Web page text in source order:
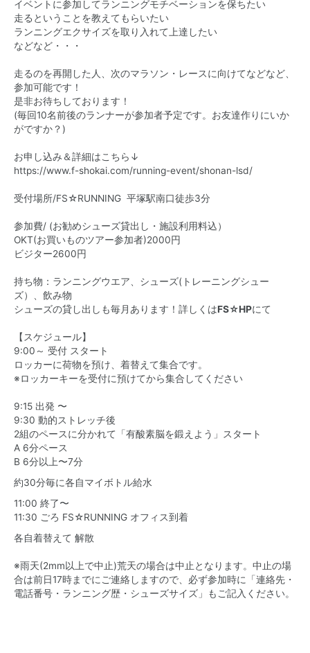
イベントに参加してランニングモチベーションを保ちたい
走るということを教えてもらいたい
ランニングエクサイズを取り入れて上達したい
などなど・・・
走るのを再開した人、次のマラソン・レースに向けてなどなど、
参加可能です！
是非お待ちしております！
(毎回10名前後のランナーが参加者予定です。お友達作りにいか
がですか？)
お申し込み＆詳細はこちら↓
https://www.f-shokai.com/running-event/shonan-lsd/
受付場所/FS☆RUNNING 平塚駅南口徒歩3分
参加費/ (お勧めシューズ貸出し・施設利用料込）
OKT(お買いものツアー参加者)2000円
ビジター2600円
持ち物：ランニングウエア、シューズ(トレーニングシュー
ズ）、飲み物
シューズの貸し出しも毎月あります！詳しくはFS☆HPにて
【スケジュール】
9:00～ 受付 スタート
ロッカーに荷物を預け、着替えて集合です。
※ロッカーキーを受付に預けてから集合してください
9:15 出発 〜
9:30 動的ストレッチ後
2組のペースに分かれて「有酸素脳を鍛えよう」スタート
A 6分ペース
B 6分以上〜7分
約30分毎に各自マイボトル給水
11:00 終了〜
11:30 ごろ FS☆RUNNING オフィス到着
各自着替えて 解散
※雨天(2mm以上で中止)荒天の場合は中止となります。中止の場
合は前日17時までにご連絡しますので、必ず参加時に「連絡先・
電話番号・ランニング歴・シューズサイズ」もご記入ください。